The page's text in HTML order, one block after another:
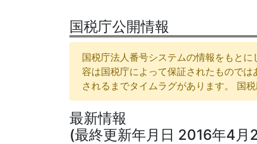
国税庁公開情報
国税庁法人番号システムの情報をもと
容は国税庁によって保証されたもので
されるまでタイムラグがあります。 国
最新情報
(最終更新年月日 2016年4月